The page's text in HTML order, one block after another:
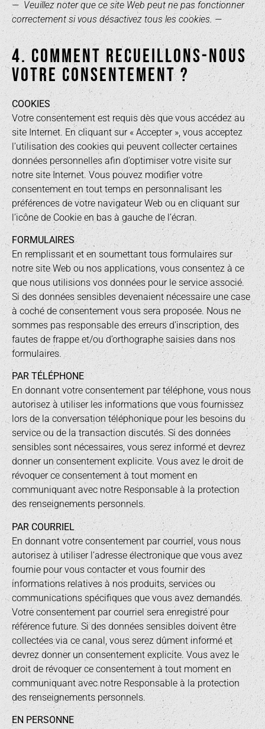
— Veuillez noter que ce site Web peut ne pas fonctionner
correctement si vous désactivez tous les cookies. —
4. COMMENT RECUEILLONS-NOUS
VOTRE CONSENTEMENT ?
COOKIES
Votre consentement est requis dès que vous accédez au
site Internet. En cliquant sur « Accepter », vous acceptez
l’utilisation des cookies qui peuvent collecter certaines
données personnelles afin d’optimiser votre visite sur
notre site Internet. Vous pouvez modifier votre
consentement en tout temps en personnalisant les
préférences de votre navigateur Web ou en cliquant sur
l’icône de Cookie en bas à gauche de l’écran.
FORMULAIRES
En remplissant et en soumettant tous formulaires sur
notre site Web ou nos applications, vous consentez à ce
que nous utilisions vos données pour le service associé.
Si des données sensibles devenaient nécessaire une case
à coché de consentement vous sera proposée. Nous ne
sommes pas responsable des erreurs d’inscription, des
fautes de frappe et/ou d’orthographe saisies dans nos
formulaires.
PAR TÉLÉPHONE
En donnant votre consentement par téléphone, vous nous
autorisez à utiliser les informations que vous fournissez
lors de la conversation téléphonique pour les besoins du
service ou de la transaction discutés. Si des données
sensibles sont nécessaires, vous serez informé et devrez
donner un consentement explicite. Vous avez le droit de
révoquer ce consentement à tout moment en
communiquant avec notre Responsable à la protection
des renseignements personnels.
PAR COURRIEL
En donnant votre consentement par courriel, vous nous
autorisez à utiliser l’adresse électronique que vous avez
fournie pour vous contacter et vous fournir des
informations relatives à nos produits, services ou
communications spécifiques que vous avez demandés.
Votre consentement par courriel sera enregistré pour
référence future. Si des données sensibles doivent être
collectées via ce canal, vous serez dûment informé et
devrez donner un consentement explicite. Vous avez le
droit de révoquer ce consentement à tout moment en
communiquant avec notre Responsable à la protection
des renseignements personnels.
EN PERSONNE